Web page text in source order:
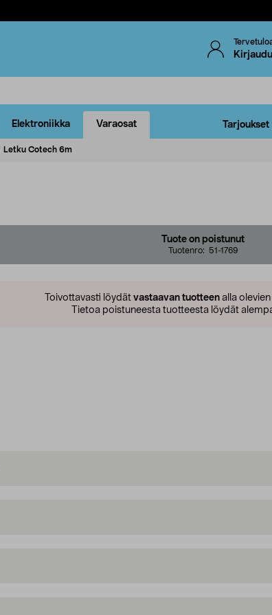
Elektroniikka Varaosat Tarjoukset
Letku Cotech 6m
Tuote on poistunut
Tuotenro: 51-1769
Toivottavasti löydät vastaavan tuotteen alla
Tietoa poistuneesta tuotteesta löydät